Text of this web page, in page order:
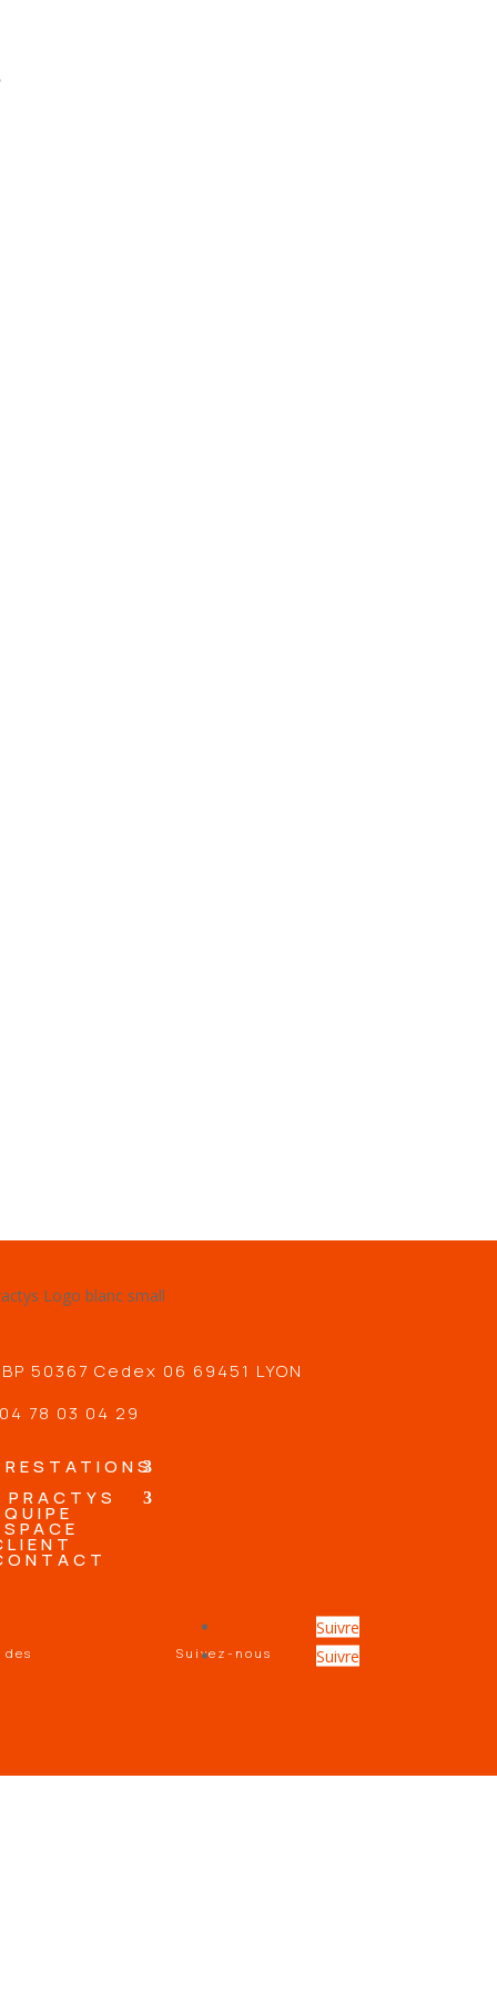
50367 Cedex 06 69451 LYON
78 03 04 29
PRACTYS
Suivez-nous
Suivre
Suivre